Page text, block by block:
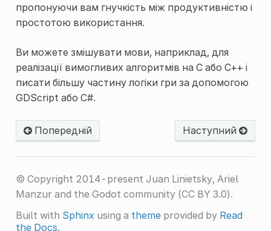
пропонуючи вам гнучкість між продуктивністю і
простотою використання.
Ви можете змішувати мови, наприклад, для
реалізації вимогливих алгоритмів на C або C++ і
писати більшу частину логіки гри за допомогою
GDScript або C#.
Попередній Наступний
© Copyright 2014-present Juan Linietsky, Ariel
Manzur and the Godot community (CC BY 3.0).
Built with Sphinx using a themeprovided by Read
the Docs.